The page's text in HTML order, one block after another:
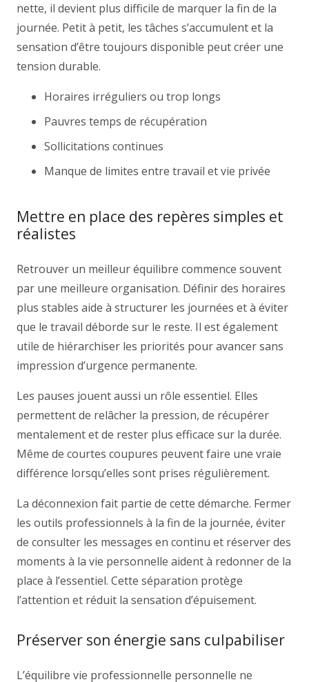
nette, il devient plus difficile de marquer la fin de la
journée. Petit à petit, les tâches s’accumulent et la
sensation d’être toujours disponible peut créer une
tension durable.
Horaires irréguliers ou trop longs
Pauvres temps de récupération
Sollicitations continues
Manque de limites entre travail et vie privée
Mettre en place des repères simples et
réalistes
Retrouver un meilleur équilibre commence souvent
par une meilleure organisation. Définir des horaires
plus stables aide à structurer les journées et à éviter
que le travail déborde sur le reste. Il est également
utile de hiérarchiser les priorités pour avancer sans
impression d’urgence permanente.
Les pauses jouent aussi un rôle essentiel. Elles
permettent de relâcher la pression, de récupérer
mentalement et de rester plus efficace sur la durée.
Même de courtes coupures peuvent faire une vraie
différence lorsqu’elles sont prises régulièrement.
La déconnexion fait partie de cette démarche. Fermer
les outils professionnels à la fin de la journée, éviter
de consulter les messages en continu et réserver des
moments à la vie personnelle aident à redonner de la
place à l’essentiel. Cette séparation protège
l’attention et réduit la sensation d’épuisement.
Préserver son énergie sans culpabiliser
L’équilibre vie professionnelle personnelle ne